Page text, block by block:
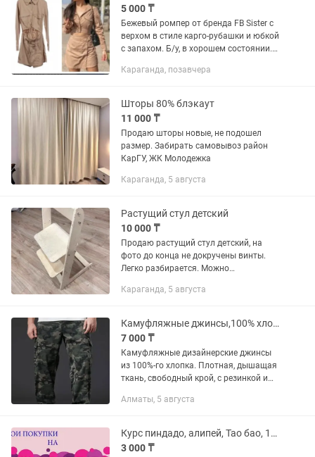
5 000 ₸
Бежевый ромпер от бренда FB Sister с
верхом в стиле карго-рубашки и юбкой
с запахом. Б/у, в хорошем состоянии.
стильных образов. Размер 44-46
Караганда, позавчера
Шторы 80% блэкаут
11 000 ₸
Продаю шторы новые, не подошел
размер. Забирать самовывоз район
КарГУ, ЖК Молодежка
Караганда, 5 августа
Растущий стул детский
10 000 ₸
Продаю растущий стул детский, на
фото до конца не докручены винты.
Легко разбирается. Можно
или заново покрыть любой краской по
Молодежка...
Караганда, 5 августа
Камуфляжные джинсы,100% хлопок.
7 000 ₸
Камуфляжные дизайнерские джинсы
из 100%-го хлопка. Плотная, дышащая
ткань, свободный крой, с резинкой и
Боковые, задние, а также накладные
Алматы, 5 августа
Курс пиндадо, алипей, Тао бао, 1688, вичат, список карго
3 000 ₸